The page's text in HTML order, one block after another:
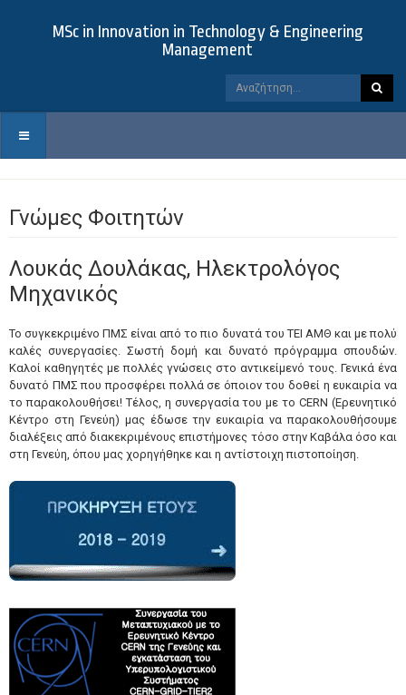
MSc in Innovation in Technology & Engineering
Management
Γνώμες Φοιτητών
Λουκάς Δουλάκας, Ηλεκτρολόγος
Μηχανικός
Το συγκεκριμένο ΠΜΣ είναι από το πιο δυνατά του ΤΕΙ ΑΜΘ και με πολύ
καλές συνεργασίες. Σωστή δομή και δυνατό πρόγραμμα σπουδών.
Καλοί καθηγητές με πολλές γνώσεις στο αντικείμενό τους. Γενικά ένα
δυνατό ΠΜΣ που προσφέρει πολλά σε όποιον του δοθεί η ευκαιρία να
το παρακολουθήσει! Τέλος, η συνεργασία του με το CERN (Ερευνητικό
Κέντρο στη Γενεύη) μας έδωσε την ευκαιρία να παρακολουθήσουμε
διαλέξεις από διακεκριμένους επιστήμονες τόσο στην Καβάλα όσο και
στη Γενεύη, όπου μας χορηγήθηκε και η αντίστοιχη πιστοποίηση.